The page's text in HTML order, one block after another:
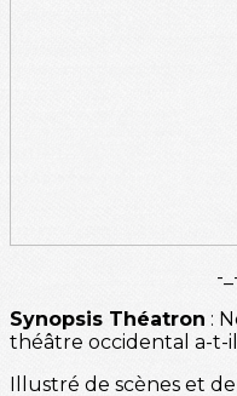
-
Synopsis Théatron :
théâtre occidental a-t-
Illustré de scènes et